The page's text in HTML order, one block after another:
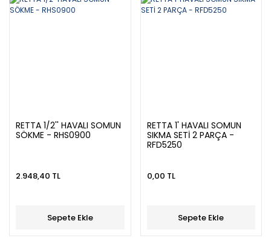
RETTA 1/2'' HAVALI SOMUN
SÖKME - RHS0900
2.948,40 TL
Sepete Ekle
RETTA 1' HAVALI SOMUN
SIKMA SETİ 2 PARÇA -
RFD5250
0,00 TL
Sepete Ekle